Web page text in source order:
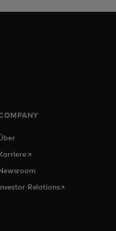
Karrierewird in einer neuen
Newsroom
Investor Relationswird in einer